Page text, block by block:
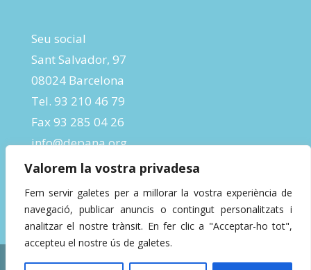
Valorem la vostra privadesa
Fem servir galetes per a millorar la vostra experiència de
navegació, publicar anuncis o contingut personalitzats i
analitzar el nostre trànsit. En fer clic a "Acceptar-ho tot",
accepteu el nostre ús de galetes.
Seu social
Sant Salvador, 97
08024 Barcelona
Tel. 93 210 46 79
Fax 93 285 04 26
info@depana.org
Designed byInBeta Crafts| Powered by